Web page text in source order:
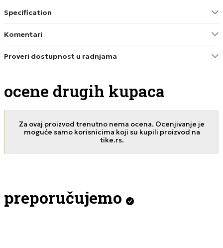
Specification
Komentari
Proveri dostupnost u radnjama
ocene drugih kupaca
Za ovaj proizvod trenutno nema ocena. Ocenjivanje je
moguće samo korisnicima koji su kupili proizvod na
tike.rs.
preporučujemo